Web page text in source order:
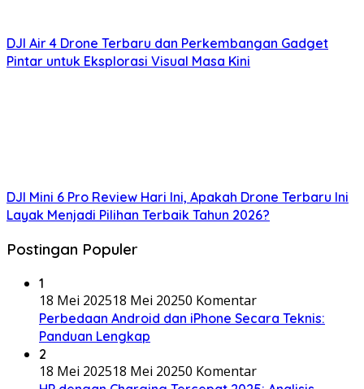
DJI Air 4 Drone Terbaru dan Perkembangan Gadget
Pintar untuk Eksplorasi Visual Masa Kini
DJI Mini 6 Pro Review Hari Ini, Apakah Drone Terbaru Ini
Layak Menjadi Pilihan Terbaik Tahun 2026?
Postingan Populer
1
18 Mei 202518 Mei 20250 Komentar
Perbedaan Android dan iPhone Secara Teknis:
Panduan Lengkap
2
18 Mei 202518 Mei 20250 Komentar